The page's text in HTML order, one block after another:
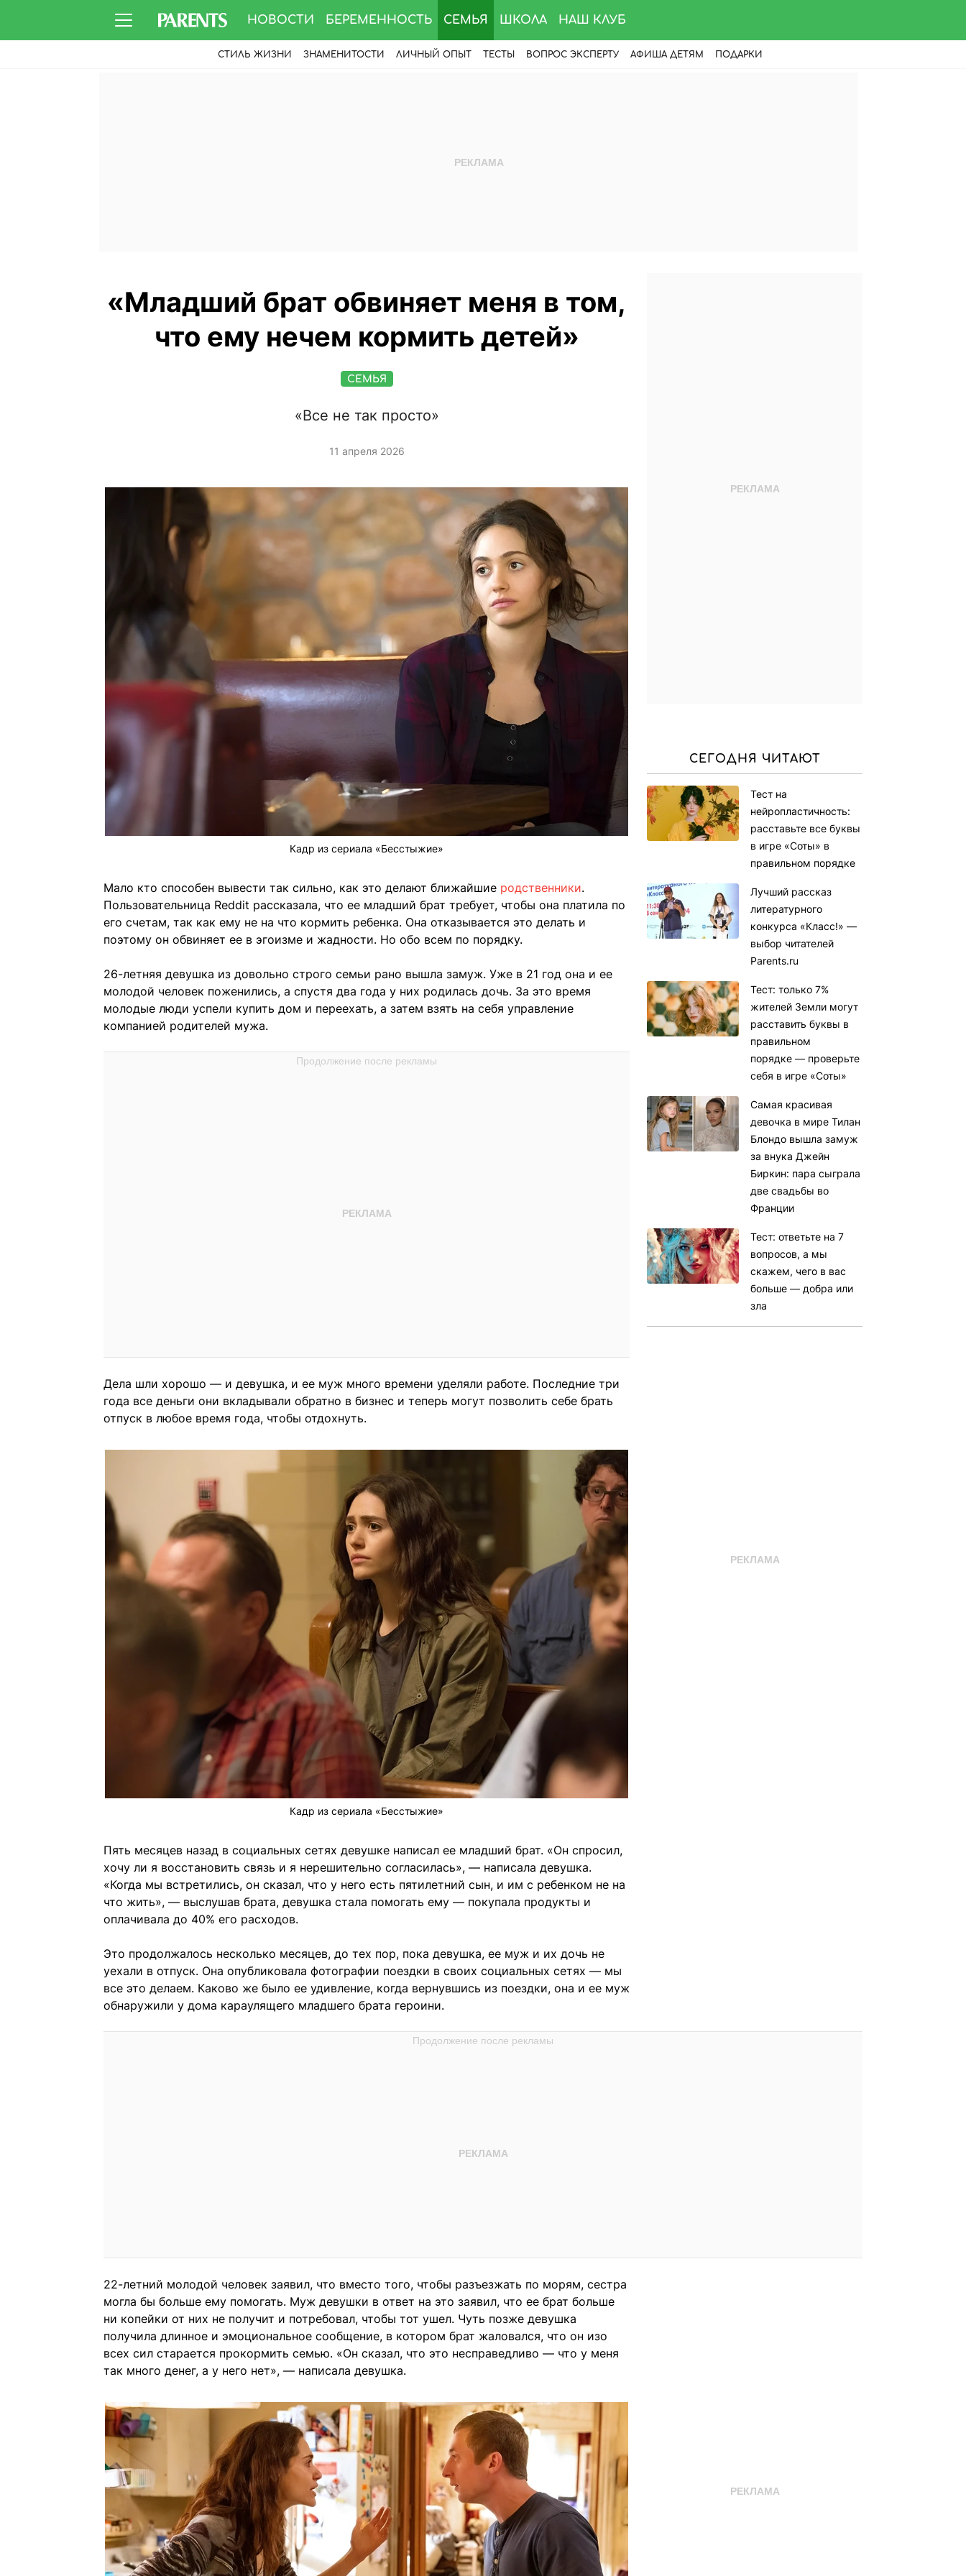
НОВОСТИ БЕРЕМЕННОСТЬ СЕМЬЯ ШКОЛА НАШ КЛУБ
СТИЛЬ ЖИЗНИ ЗНАМЕНИТОСТИ ЛИЧНЫЙ ОПЫТ ТЕСТЫ ВОПРОС ЭКСПЕРТУ АФИША ДЕТЯМ ПОДАРКИ
«Младший брат обвиняет меня в том,
что ему нечем кормить детей»
СЕМЬЯ
«Все не так просто»
11 апреля 2026
Кадр из сериала «Бесстыжие»
Мало кто способен вывести так сильно, как это делают ближайшие родственники.
Пользовательница Reddit рассказала, что ее младший брат требует, чтобы она платила по
его счетам, так как ему не на что кормить ребенка. Она отказывается это делать и
поэтому он обвиняет ее в эгоизме и жадности. Но обо всем по порядку.
26-летняя девушка из довольно строго семьи рано вышла замуж. Уже в 21 год она и ее
молодой человек поженились, а спустя два года у них родилась дочь. За это время
молодые люди успели купить дом и переехать, а затем взять на себя управление
компанией родителей мужа.
Дела шли хорошо — и девушка, и ее муж много времени уделяли работе. Последние три
года все деньги они вкладывали обратно в бизнес и теперь могут позволить себе брать
отпуск в любое время года, чтобы отдохнуть.
Кадр из сериала «Бесстыжие»
Пять месяцев назад в социальных сетях девушке написал ее младший брат. «Он спросил,
хочу ли я восстановить связь и я нерешительно согласилась», — написала девушка.
«Когда мы встретились, он сказал, что у него есть пятилетний сын, и им с ребенком не на
что жить», — выслушав брата, девушка стала помогать ему — покупала продукты и
оплачивала до 40% его расходов.
Это продолжалось несколько месяцев, до тех пор, пока девушка, ее муж и их дочь не
уехали в отпуск. Она опубликовала фотографии поездки в своих социальных сетях — мы
все это делаем. Каково же было ее удивление, когда вернувшись из поездки, она и ее муж
обнаружили у дома караулящего младшего брата героини.
22-летний молодой человек заявил, что вместо того, чтобы разъезжать по морям, сестра
могла бы больше ему помогать. Муж девушки в ответ на это заявил, что ее брат больше
ни копейки от них не получит и потребовал, чтобы тот ушел. Чуть позже девушка
получила длинное и эмоциональное сообщение, в котором брат жаловался, что он изо
всех сил старается прокормить семью. «Он сказал, что это несправедливо — что у меня
так много денег, а у него нет», — написала девушка.
СЕГОДНЯ ЧИТАЮТ
Тест на
нейропластичность:
расставьте все буквы
в игре «Соты» в
правильном порядке
Лучший рассказ
литературного
конкурса «Класс!» —
выбор читателей
Parents.ru
Тест: только 7%
жителей Земли могут
расставить буквы в
правильном
порядке — проверьте
себя в игре «Соты»
Самая красивая
девочка в мире Тилан
Блондо вышла замуж
за внука Джейн
Биркин: пара сыграла
две свадьбы во
Франции
Тест: ответьте на 7
вопросов, а мы
скажем, чего в вас
больше — добра или
зла